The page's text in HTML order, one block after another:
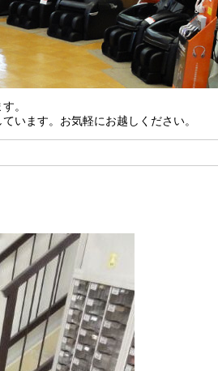
。
います。お気軽にお越しください。